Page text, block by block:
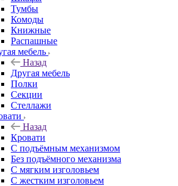
Тумбы
Комоды
Книжные
Распашные
мебель
Назад
Другая мебель
Полки
Секции
Стеллажи
Назад
Кровати
С подъёмным механизмом
Без подъёмного механизма
С мягким изголовьем
С жестким изголовьем